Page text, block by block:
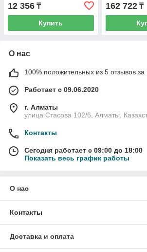
12 356 ₸
Купить
162 722₸
О нас
100% положительных из 5 отзывов за
Работает с 09.06.2020
г. Алматы
улица Стасова 102/6, Алматы,
Контакты
Сегодня работает с 09:00 до 18:00
Показать весь график работы
О нас
Контакты
Доставка и оплата